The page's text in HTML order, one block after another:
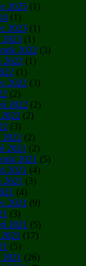
2025 (1)
(1)
2023 (1)
2023 (1)
2022 (3)
2022 (1)
(1)
2022 (3)
(2)
2022 (2)
(2)
(3)
2022 (2)
2021 (2)
2021 (5)
2021 (4)
2021 (3)
(4)
2021 (9)
(3)
2021 (5)
(17)
(5)
(26)